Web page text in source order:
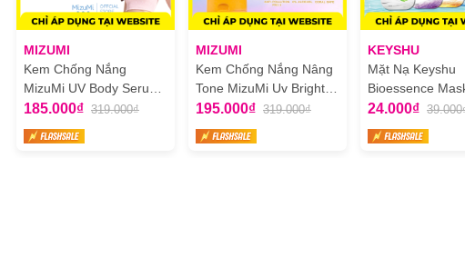
MIZUMI
Kem Chống Nắng
MizuMi UV Body Serum
180ml
185.000₫ 319.000₫
MIZUMI
Kem Chống Nắng Nâng
Tone MizuMi Uv Bright
Body Serum Tone Up
120ml
195.000₫ 319.000₫
KEYSHU
Mặt Nạ Keyshu
Bioessence
24.000₫